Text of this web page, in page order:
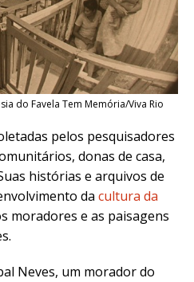
do Favela Tem Memória/Viva Rio
pelos pesquisadores
donas de casa,
histórias e arquivos de
da cultura da
moradores e as paisagens
Neves, um morador do